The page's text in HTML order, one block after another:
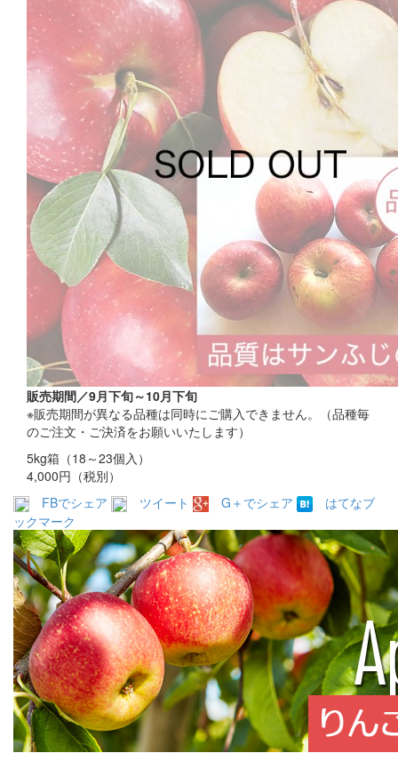
販売期間／9月下旬～10月下旬
※販売期間が異なる品種は同時にご購入できません。（品種毎
のご注文・ご決済をお願いいたします）
5kg箱（18～23個入）
4,000円（税別）
FBでシェア
ツイート G＋でシェア
はてなブ
ックマーク